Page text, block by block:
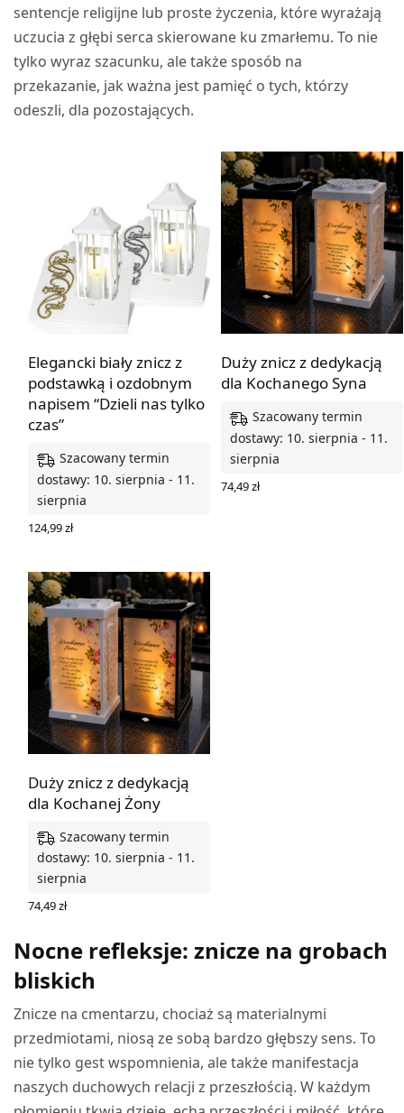
sentencje religijne lub proste życzenia, które wyrażają
uczucia z głębi serca skierowane ku zmarłemu. To nie
tylko wyraz szacunku, ale także sposób na
przekazanie, jak ważna jest pamięć o tych, którzy
odeszli, dla pozostających.
Elegancki biały znicz z
podstawką i ozdobnym
napisem “Dzieli nas tylko
czas”
Szacowany termin
dostawy: 10. sierpnia - 11.
sierpnia
124,99zł
Duży znicz z dedykacją
dla Kochanego Syna
Szacowany termin
dostawy: 10. sierpnia - 11.
sierpnia
74,49zł
Duży znicz z dedykacją
dla Kochanej Żony
Szacowany termin
dostawy: 10. sierpnia - 11.
sierpnia
74,49zł
Nocne refleksje: znicze na grobach
bliskich
Znicze na cmentarzu, chociaż są materialnymi
przedmiotami, niosą ze sobą bardzo głębszy sens. To
nie tylko gest wspomnienia, ale także manifestacja
naszych duchowych relacji z przeszłością. W każdym